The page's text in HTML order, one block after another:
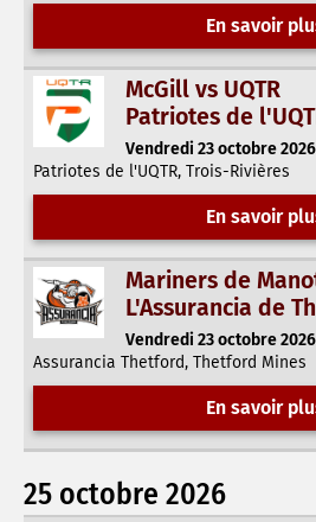
En savoir
McGill vs UQTR
Patriotes de
Vendredi 23 octobre
Patriotes de l'UQTR, Trois-Rivières
En savoir
Mariners de
L'Assurancia de
Vendredi 23 octobre
Assurancia Thetford, Thetford Mines
En savoir
25 octobre 2026